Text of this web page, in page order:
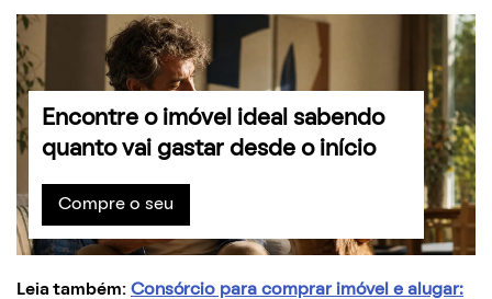
Encontre o imóvel ideal sabendo
quanto vai gastar desde o início
Compre o seu
Leia também: Consórcio para comprar imóvel e alugar: